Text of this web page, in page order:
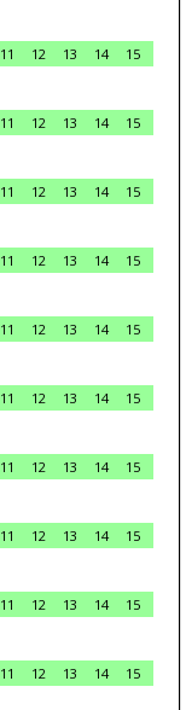
11 12 13 14
15
11 12 13 14
15
11 12 13 14
15
11 12 13 14
15
11 12 13 14
15
11 12 13 14
15
11 12 13 14
15
11 12 13 14
15
11 12 13 14
15
11 12 13 14
15